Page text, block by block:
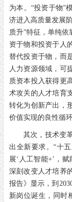
为本。“投资于物”
济进入高质量发展
质升”特征，单纯
资于物和投资于人
替代投资于物，而
人力资源领域，可
质资本投入获得更
术攻关的人才培育
转化为创新产出，
价值实现的良性循环
其次，技术变
出全新要求。“十
展‘人工智能+’，
深刻改变人才培养
报告》显示，到
新岗位诞生，同时